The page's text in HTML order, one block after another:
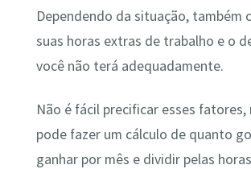
Dependendo da situação, também
suas horas extras de trabalho e o
você não terá adequadamente.
Não é fácil precificar esses fatores,
pode fazer um cálculo de quanto
ganhar por mês e dividir pelas